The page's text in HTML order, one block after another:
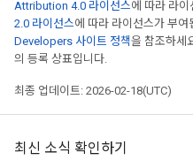
Attribution 4.0 라이선스에 따라 라
2.0 라이선스에 따라 라이선스가 부여
Developers 사이트 정책을 참조하세
의 등록 상표입니다.
최종 업데이트: 2026-02-18(UTC)
최신 소식 확인하기